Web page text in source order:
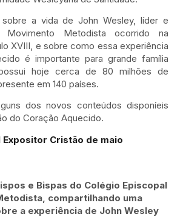
a vida de John Wesley, líder e
Movimento Metodista ocorrido na
XVIII, e sobre como essa experiência
é importante para grande família
hoje cerca de 80 milhões de
em 140 países.
dos novos conteúdos disponíeis
do Coração Aquecido.
Expositor Cristão de maio
e Bispas do Colégio Episcopal
compartilhando uma
a experiência de John Wesley